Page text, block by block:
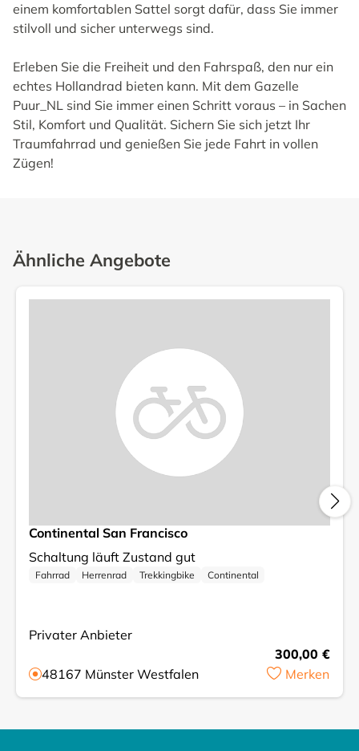
einem komfortablen Sattel sorgt dafür, dass Sie immer
stilvoll und sicher unterwegs sind.
Erleben Sie die Freiheit und den Fahrspaß, den nur ein
echtes Hollandrad bieten kann. Mit dem Gazelle
Puur_NL sind Sie immer einen Schritt voraus – in Sachen
Stil, Komfort und Qualität. Sichern Sie sich jetzt Ihr
Traumfahrrad und genießen Sie jede Fahrt in vollen
Zügen!
Ähnliche Angebote
Continental San Francisco
Schaltung läuft Zustand gut
Fahrrad Herrenrad Trekkingbike Continental
Privater Anbieter
300,00 €
48167 Münster Westfalen Merken